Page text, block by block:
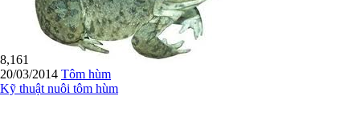
8,161
20/03/2014 Tôm hùm
Kỹ thuật nuôi tôm hùm